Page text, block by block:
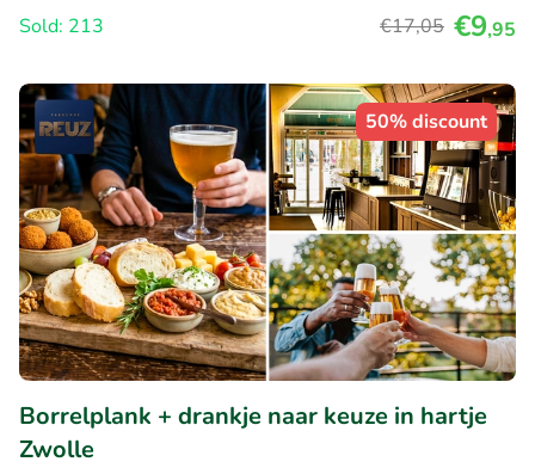
Sold: 213
€17,05 €9,95
50% discount
Borrelplank + drankje naar keuze in hartje
Zwolle